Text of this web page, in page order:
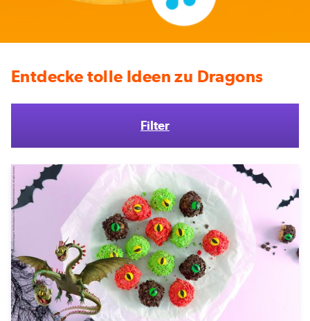
Entdecke tolle Ideen zu Dragons
Filter